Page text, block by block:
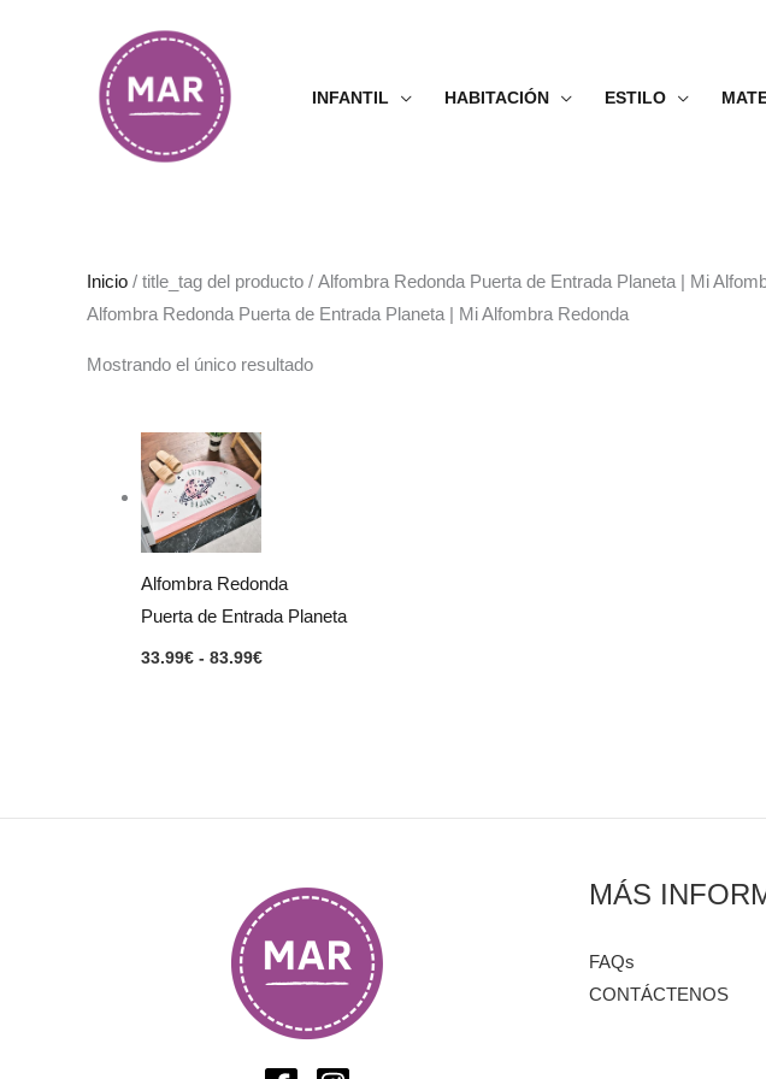
INFANTIL HABITACIÓN ESTILO
Inicio / title_tag del producto / Alfombra Redonda Puerta de Entrada Planeta | Mi
Alfombra Redonda Puerta de Entrada Planeta | Mi Alfombra Redonda
Mostrando el único resultado
Alfombra Redonda
Puerta de Entrada Planeta
33.99€ - 83.99€
MÁS
FAQs
CONTÁCTENOS